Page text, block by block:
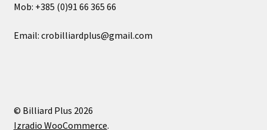
Mob: +385 (0)91 66 365 66
Email: crobilliardplus@gmail.com
© Billiard Plus 2026
Izradio WooCommerce.